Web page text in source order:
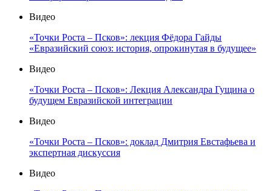
Видео
«Точки Роста – Псков»: лекция Фёдора Гайды
«Евразийский союз: история, опрокинутая в будущее»
Видео
«Точки Роста – Псков»: Лекция Александра Гущина о
будущем Евразийской интеграции
Видео
«Точки Роста – Псков»: доклад Дмитрия Евстафьева и
экспертная дискуссия
Видео